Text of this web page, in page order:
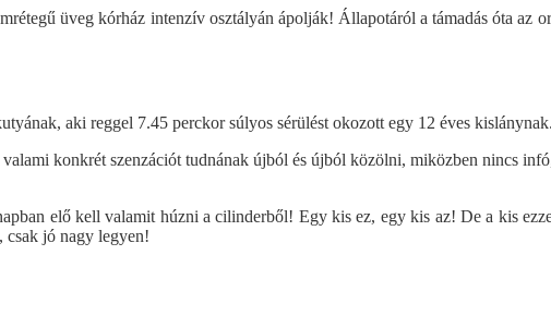
üveg kórház intenzív osztályán ápolják! Állapotáról a támadás óta az
aki reggel 7.45 perckor súlyos sérülést okozott egy 12 éves
konkrét szenzációt tudnának újból és újból közölni, miközben nincs
elő kell valamit húzni a cilinderből! Egy kis ez, egy kis az! De a kis
csak jó nagy legyen!